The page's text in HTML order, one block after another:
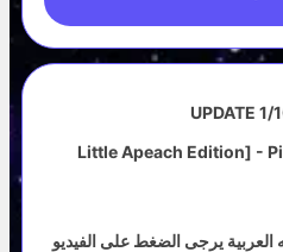
UPDATE
Little Apeach Edition] -